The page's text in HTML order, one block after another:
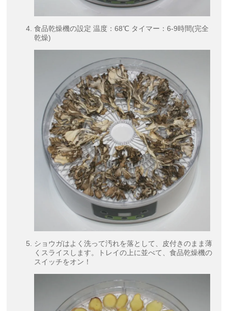
食品乾燥機の設定 温度：68℃ タイマー：6-9時間(完全
乾燥)
ショウガはよく洗って汚れを落として、皮付きのまま薄
くスライスします。トレイの上に並べて、食品乾燥機の
スイッチをオン！